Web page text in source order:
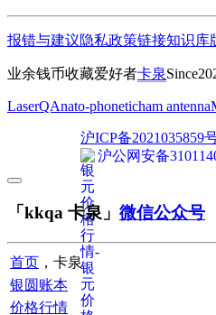
报错与建议隐私政策链接知识库
业余钱币收藏爱好者卡泉
LaserQAnato-phoneticham antenna
沪ICP备2021035859
沪公网安备
「kkqa 卡泉」 微信公众号
首页 ，卡泉
银圆账本
价格行情